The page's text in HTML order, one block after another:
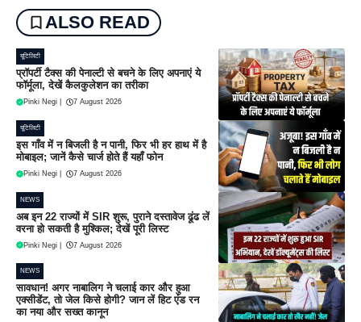
ALSO READ
यूटिलिटी
प्रॉपर्टी टैक्स की पेनाल्टी से बचने के लिए अपनाएं ये
फॉर्मूला, देखें कैलकुलेशन का तरीका
Pinki Negi 7 August 2026
यूटिलिटी
इस गाँव में न बिजली है न पानी, फिर भी हर हाथ में है
मोबाइल; जानें कैसे चार्ज होते हैं यहाँ फोन
Pinki Negi 7 August 2026
NEWS
अब इन 22 राज्यों में SIR शुरू, पुराने दस्तावेज ढूंढ लें
वरना हो सकती है मुश्किल; देखें पूरी लिस्ट
Pinki Negi 7 August 2026
NEWS
सावधान! अगर नाबालिग ने चलाई कार और हुआ
एक्सीडेंट, तो जेल किसे होगी? जान लें हिट एंड रन
का नया और सख्त कानून